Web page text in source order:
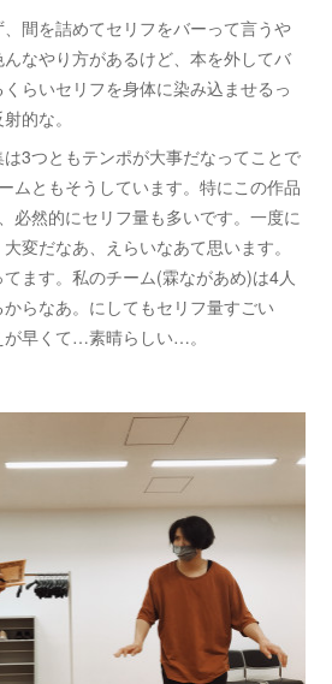
間を詰めてセリフをバーって言うや
なやり方があるけど、本を外してバ
らいセリフを身体に染み込ませるっ
的な。
3つともテンポが大事だなってことで
ムともそうしています。特にこの作品
必然的にセリフ量も多いです。一度に
変だなあ、えらいなあて思います。
ます。私のチーム(霖ながあめ)は4人
らなあ。にしてもセリフ量すごい
早くて…素晴らしい…。